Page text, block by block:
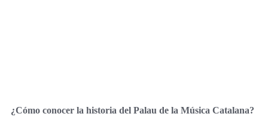
¿Cómo conocer la historia del Palau de la Música Catalana?